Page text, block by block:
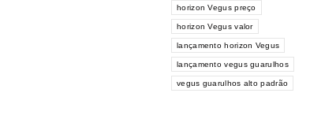
horizon Vegus preço
horizon Vegus valor
lançamento horizon Vegus
lançamento vegus guarulhos
vegus guarulhos alto padrão